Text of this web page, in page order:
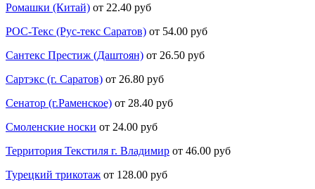
Ромашки (Китай) от 22.40 руб
РОС-Текс (Рус-текс Саратов) от 54.00 руб
Сантекс Престиж (Даштоян) от 26.50 руб
Сартэкс (г. Саратов) от 26.80 руб
Сенатор (г.Раменское) от 28.40 руб
Смоленские носки от 24.00 руб
Территория Текстиля г. Владимир от 46.00 руб
Турецкий трикотаж от 128.00 руб